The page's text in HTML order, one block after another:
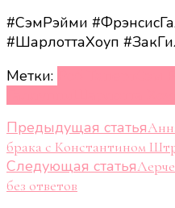
#СэмРэйми
#ШарлоттаХоуп
Метки:
Навигация
по
записям
Предыдущая статья
брака с Константином
Следующая статья
без ответов